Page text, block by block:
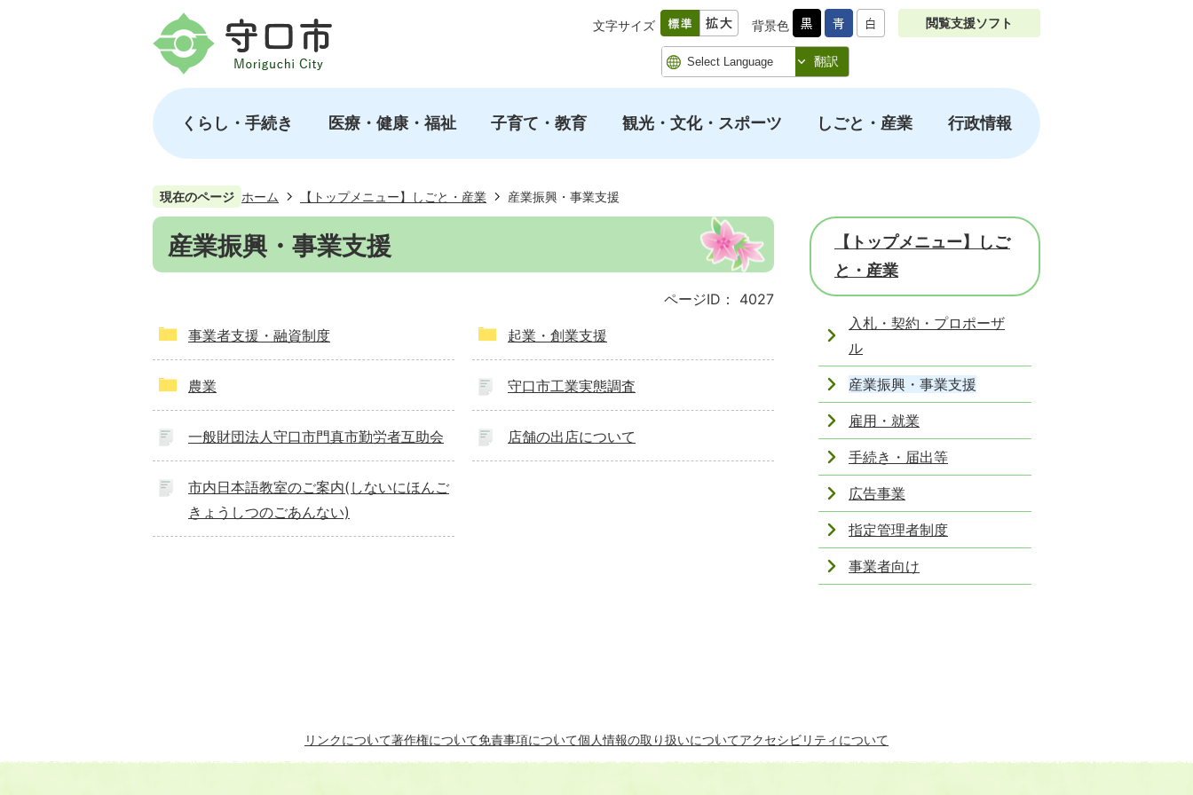
文字サイズ 背景色 閲覧支援ソフト
翻訳
くらし・手続き 医療・健康・福祉 子育て・教育 観光・文化・スポーツ しごと・産業 行政情報
現在のページ ホーム 【トップメニュー】しごと・産業 産業振興・事業支援
産業振興・事業支援
ページID： 4027
事業者支援・融資制度 起業・創業支援
農業 守口市工業実態調査
一般財団法人守口市門真市勤労者互助会 店舗の出店について
市内日本語教室のご案内(しないにほんご
きょうしつのごあんない)
【トップメニュー】しご
と・産業
入札・契約・プロポーザ
ル
産業振興・事業支援
雇用・就業
手続き・届出等
広告事業
指定管理者制度
事業者向け
リンクについて著作権について免責事項について個人情報の取り扱いについてアクセシビリティについて